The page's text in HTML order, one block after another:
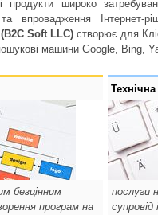
продукти широко
Інтернет-
Soft LLC) створює для
машини Google, Bing,
безцінним
програм на
послуги
супровід